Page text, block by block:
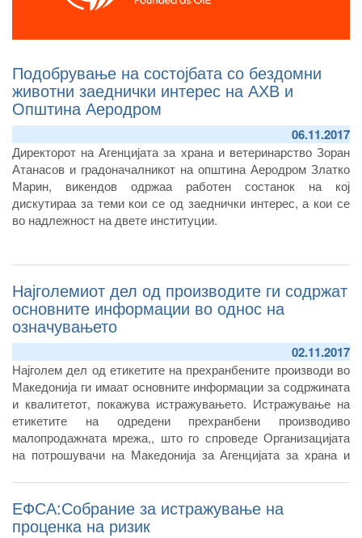
Подобрување на состојбата со бездомни
животни заеднички интерес на АХВ и
Општина Аеродром
06.11.2017
Директорот на Агенцијата за храна и ветеринарство Зоран
Атанасов и градоначалникот на општина Аеродром Златко
Марин, викендов одржаа работен состанок на кој
дискутираа за теми кои се од заеднички интерес, а кои се
во надлежност на двете институции.
Најголемиот дел од производите ги содржат
основните информации во однос на
означувањето
02.11.2017
Најголем дел од етикетите на прехранбените производи во
Македонија ги имаат основните информации за содржината
и квалитетот, покажува истражувањето. Истражување на
етикетите на одредени прехранбени производиво
малопродажната мрежа,, што го спроведе Организацијата
на потрошувачи на Македонија за Агенцијата за храна и
на потрошувачите за 2017/2018 година.
ЕФСА:Собрание за истражување на
проценка на ризик